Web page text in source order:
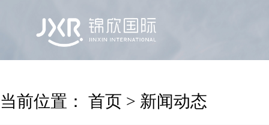
当前位置： 首页 > 新闻动态